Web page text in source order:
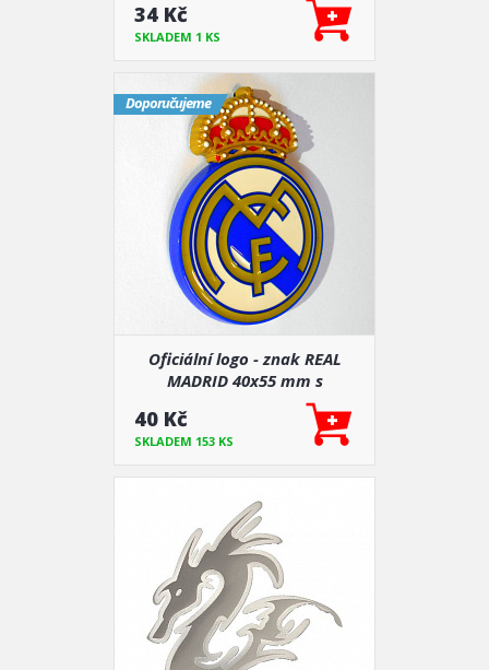
34 Kč
SKLADEM 1 KS
Doporučujeme
Oficiální logo - znak REAL
MADRID 40x55 mm s
40 Kč
SKLADEM 153 KS